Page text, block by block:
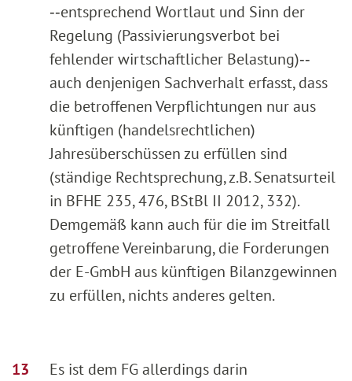
‑‑entsprechend Wortlaut und Sinn der
Regelung (Passivierungsverbot bei
fehlender wirtschaftlicher Belastung)‑‑
auch denjenigen Sachverhalt erfasst, dass
die betroffenen Verpflichtungen nur aus
künftigen (handelsrechtlichen)
Jahresüberschüssen zu erfüllen sind
(ständige Rechtsprechung, z.B. Senatsurteil
in BFHE 235, 476, BStBl II 2012, 332).
Demgemäß kann auch für die im Streitfall
getroffene Vereinbarung, die Forderungen
der E-GmbH aus künftigen Bilanzgewinnen
zu erfüllen, nichts anderes gelten.
Es ist dem FG allerdings darin